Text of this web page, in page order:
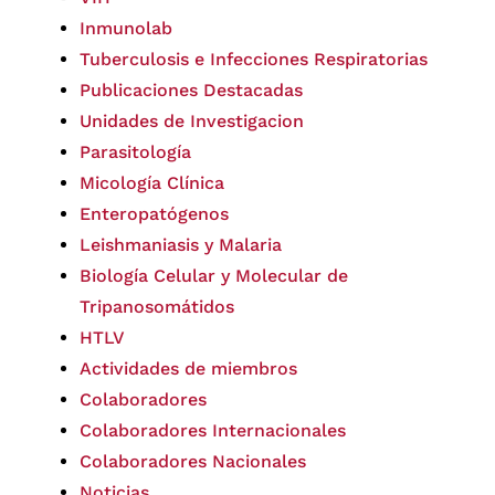
Inmunolab
Tuberculosis e Infecciones Respiratorias
Publicaciones Destacadas
Unidades de Investigacion
Parasitología
Micología Clínica
Enteropatógenos
Leishmaniasis y Malaria
Biología Celular y Molecular de
Tripanosomátidos
HTLV
Actividades de miembros
Colaboradores
Colaboradores Internacionales
Colaboradores Nacionales